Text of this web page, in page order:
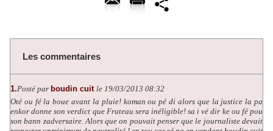
Les commentaires
1.Posté par boudin cuit le 19/03/2013 08:32
Oté ou fé la boue avant la pluie! koman ou pé di alors que la justice la pa
enkor donne son verdict que Fruteau sera inéligible! sa i vé dir ke ou fé pou
son bann zadversaire. Alors que on pouvait penser que le journaliste devait